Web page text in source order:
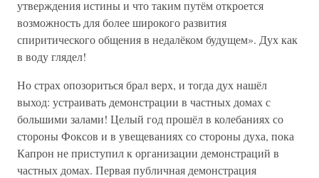
утверждения истины и что таким путём откроется
возможность для более широкого развития
спиритического общения в недалёком будущем». Дух как
в воду глядел!
Но страх опозориться брал верх, и тогда дух нашёл
выход: устраивать демонстрации в частных домах с
большими залами! Целый год прошёл в колебаниях со
стороны Фоксов и в увещеваниях со стороны духа, пока
Капрон не приступил к организации демонстраций в
частных домах. Первая публичная демонстрация